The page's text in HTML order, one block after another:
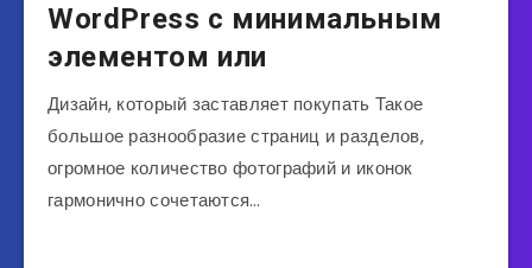
WordPress с минимальным
элементом или
Дизайн, который заставляет покупать Такое
большое разнообразие страниц и разделов,
огромное количество фотографий и иконок
гармонично сочетаются…